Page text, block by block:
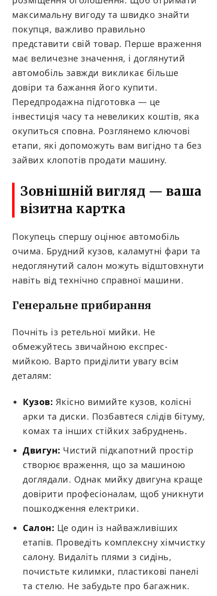
максимальну вигоду та швидко знайти
покупця, важливо правильно
представити свій товар. Перше враження
має величезне значення, і доглянутий
автомобіль завжди викликає більше
довіри та бажання його купити.
Передпродажна підготовка — це
інвестиція часу та невеликих коштів, яка
окупиться сповна. Розглянемо ключові
етапи, які допоможуть вам вигідно та без
зайвих клопотів продати машину.
Зовнішній вигляд — ваша
візитна картка
Покупець спершу оцінює автомобіль
очима. Брудний кузов, каламутні фари та
недоглянутий салон можуть відштовхнути
навіть від технічно справної машини.
Генеральне прибирання
Почніть із ретельної мийки. Не
обмежуйтесь звичайною експрес-
мийкою. Варто приділити увагу всім
деталям:
Кузов: Якісно вимийте кузов, колісні
арки та диски. Позбавтеся слідів бітуму,
комах та інших стійких забруднень.
Двигун: Чистий підкапотний простір
створює враження, що за машиною
доглядали. Однак мийку двигуна краще
довірити професіоналам, щоб уникнути
пошкодження електрики.
Салон: Це один із найважливіших
етапів. Проведіть комплексну хімчистку
салону. Видаліть плями з сидінь,
почистьте килимки, пластикові панелі
та стелю. Не забудьте про багажник.